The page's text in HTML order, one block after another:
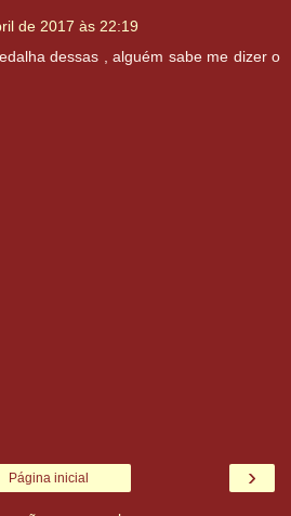
de 2017 às 22:19
dessas , alguém sabe me dizer o
›
Página inicial